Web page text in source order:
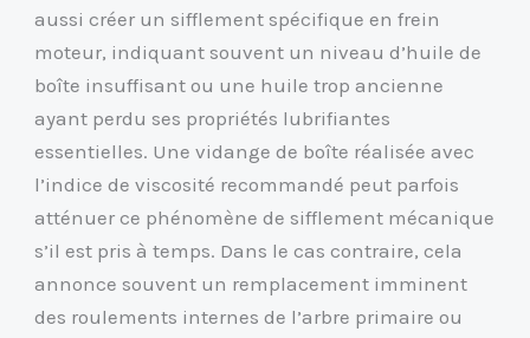
aussi créer un sifflement spécifique en frein
moteur, indiquant souvent un niveau d’huile de
boîte insuffisant ou une huile trop ancienne
ayant perdu ses propriétés lubrifiantes
essentielles. Une vidange de boîte réalisée avec
l’indice de viscosité recommandé peut parfois
atténuer ce phénomène de sifflement mécanique
s’il est pris à temps. Dans le cas contraire, cela
annonce souvent un remplacement imminent
des roulements internes de l’arbre primaire ou